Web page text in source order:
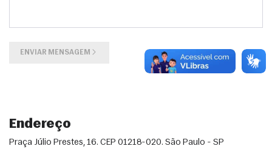
ENVIAR MENSAGEM
Endereço
Praça Júlio Prestes, 16. CEP 01218-020. São Paulo - SP